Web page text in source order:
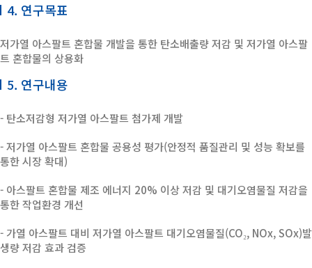
4. 연구목표
저가열 아스팔트 혼합물 개발을 통한 탄소배출량 저감 및 저가열 아스팔
트 혼합물의 상용화
5. 연구내용
- 탄소저감형 저가열 아스팔트 첨가제 개발
- 저가열 아스팔트 혼합물 공용성 평가(안정적 품질관리 및 성능 확보를
통한 시장 확대)
- 아스팔트 혼합물 제조 에너지 20% 이상 저감 및 대기오염물질 저감을
통한 작업환경 개선
- 가열 아스팔트 대비 저가열 아스팔트 대기오염물질(CO₂, NOx, SOx)발
생량 저감 효과 검증